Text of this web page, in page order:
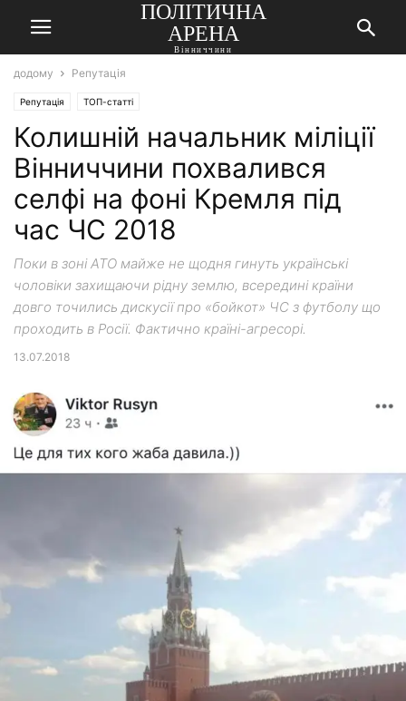
ПОЛІТИЧНА
АРЕНА
Вінниччини
додому Репутація
Репутація ТОП-статті
Колишній начальник міліції
Вінниччини похвалився
селфі на фоні Кремля під
час ЧС 2018
Поки в зоні АТО майже не щодня гинуть українські
чоловіки захищаючи рідну землю, всередині країни
довго точились дискусії про «бойкот» ЧС з футболу що
проходить в Росії. Фактично країні-агресорі.
13.07.2018